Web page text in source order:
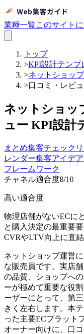
業種一覧このサイト
トップ
>KPI設計テンプ
>ネットショップ
>口コミ・レビ
ネットショッ
ュー KPI設計
まとめ集客チェックリ
レンダー集客アイデア
フレームワーク
チャネル適合度8/10
高い適合度
物理店舗がないECに
と購入決定の最重要
CVRやLTV向上に直結
ネットショップ運営
な販売員です。実店
の品質、ショップへ
ーが極めて重要な役
ーザーにとって、第
きく左右します。本
った主要ECプラット
オーナー向けに、口